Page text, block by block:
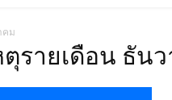
คม
รายเดือน ธัน